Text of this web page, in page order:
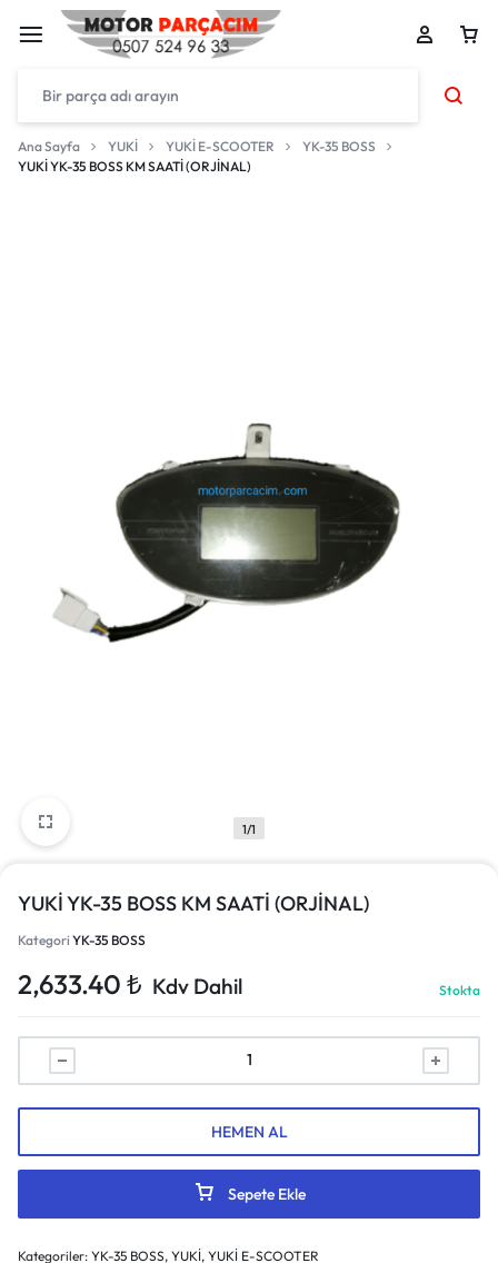
Ana Sayfa YUKİ YUKİ E-SCOOTER
YK-35 BOSS
YUKİ YK-35 BOSS KM SAATİ (ORJİNAL)
1/1
YUKİ YK-35 BOSS KM SAATİ (ORJİNAL)
Kategori YK-35 BOSS
2,633.40 ₺ Kdv Dahil Stokta
Sepete Ekle
HEMEN AL
Kategoriler: YK-35 BOSS, YUKİ, YUKİ E-SCOOTER